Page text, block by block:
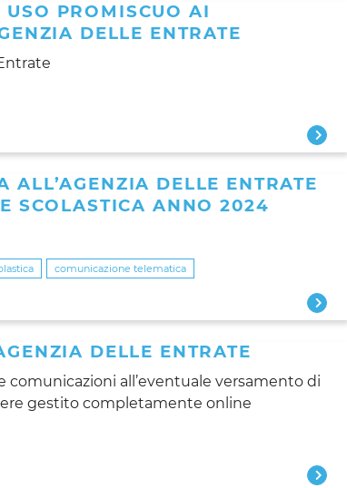
USO PROMISCUO AI
DELLE ENTRATE
ALL’AGENZIA DELLE ENTRATE
SCOLASTICA ANNO 2024
comunicazione telematica
DELLE ENTRATE
comunicazioni all’eventuale versamento di
gestito completamente online